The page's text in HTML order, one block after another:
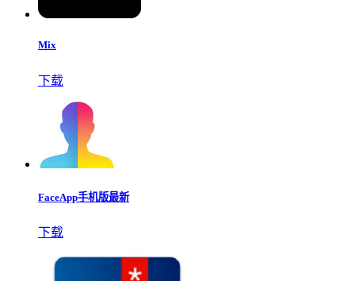
Mix
下载
FaceApp手机版最新
下载